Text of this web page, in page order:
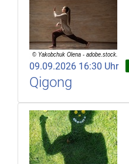
09.09.2026 16:30 Uhr
Qigong